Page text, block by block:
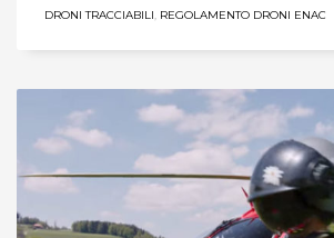
DRONI TRACCIABILI, REGOLAMENTO DRONI ENAC